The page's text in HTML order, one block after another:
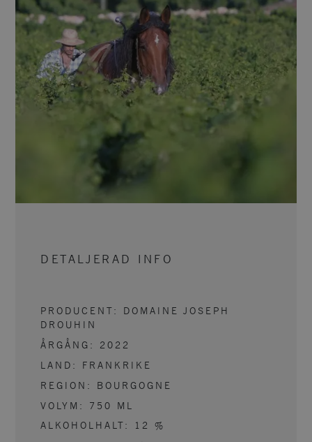
DETALJERAD INFO
PRODUCENT: DOMAINE JOSEPH
DROUHIN
ÅRGÅNG: 2022
LAND: FRANKRIKE
REGION: BOURGOGNE
VOLYM: 750
ML
ALKOHOLHALT:
12
%